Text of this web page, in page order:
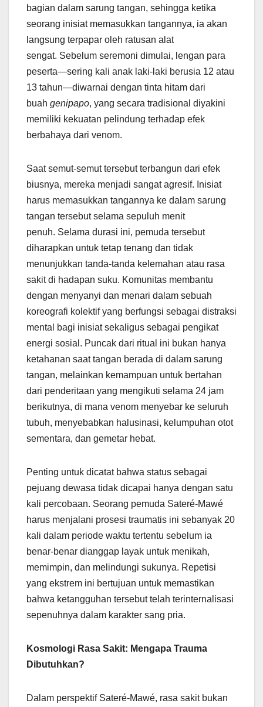
bagian dalam sarung tangan, sehingga ketika
seorang inisiat memasukkan tangannya, ia akan
langsung terpapar oleh ratusan alat
sengat. Sebelum seremoni dimulai, lengan para
peserta—sering kali anak laki-laki berusia 12 atau
13 tahun—diwarnai dengan tinta hitam dari
buah genipapo, yang secara tradisional diyakini
memiliki kekuatan pelindung terhadap efek
berbahaya dari venom.
Saat semut-semut tersebut terbangun dari efek
biusnya, mereka menjadi sangat agresif. Inisiat
harus memasukkan tangannya ke dalam sarung
tangan tersebut selama sepuluh menit
penuh. Selama durasi ini, pemuda tersebut
diharapkan untuk tetap tenang dan tidak
menunjukkan tanda-tanda kelemahan atau rasa
sakit di hadapan suku. Komunitas membantu
dengan menyanyi dan menari dalam sebuah
koreografi kolektif yang berfungsi sebagai distraksi
mental bagi inisiat sekaligus sebagai pengikat
energi sosial. Puncak dari ritual ini bukan hanya
ketahanan saat tangan berada di dalam sarung
tangan, melainkan kemampuan untuk bertahan
dari penderitaan yang mengikuti selama 24 jam
berikutnya, di mana venom menyebar ke seluruh
tubuh, menyebabkan halusinasi, kelumpuhan otot
sementara, dan gemetar hebat.
Penting untuk dicatat bahwa status sebagai
pejuang dewasa tidak dicapai hanya dengan satu
kali percobaan. Seorang pemuda Sateré-Mawé
harus menjalani prosesi traumatis ini sebanyak 20
kali dalam periode waktu tertentu sebelum ia
benar-benar dianggap layak untuk menikah,
memimpin, dan melindungi sukunya. Repetisi
yang ekstrem ini bertujuan untuk memastikan
bahwa ketangguhan tersebut telah terinternalisasi
sepenuhnya dalam karakter sang pria.
Kosmologi Rasa Sakit: Mengapa Trauma
Dibutuhkan?
Dalam perspektif Sateré-Mawé, rasa sakit bukan